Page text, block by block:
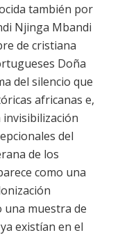
también por
Njinga Mbandi
de cristiana
Doña
del silencio que
africanas e,
invisibilización
del
de los
como una
muestra de
existían en el